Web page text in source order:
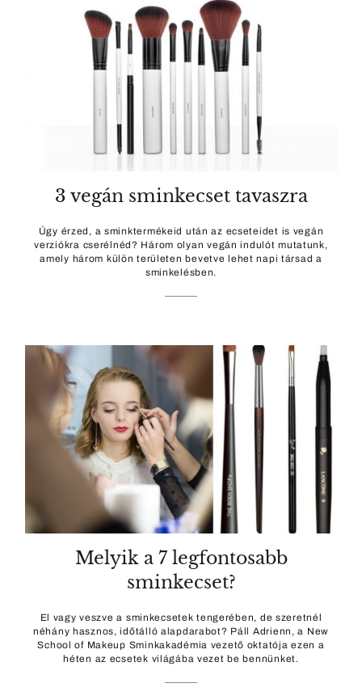
3 vegán sminkecset tavaszra
Úgy érzed, a sminktermékeid után az ecseteidet is vegán
verziókra cserélnéd? Három olyan vegán indulót mutatunk,
amely három külön területen bevetve lehet napi társad a
sminkelésben.
Melyik a 7 legfontosabb
sminkecset?
El vagy veszve a sminkecsetek tengerében, de szeretnél
néhány hasznos, időtálló alapdarabot? Páll Adrienn, a New
School of Makeup Sminkakadémia vezető oktatója ezen a
héten az ecsetek világába vezet be bennünket.